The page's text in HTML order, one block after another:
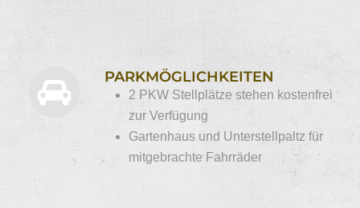
PARKMÖGLICHKEITEN
2 PKW Stellplätze stehen kostenfrei
zur Verfügung
Gartenhaus und Unterstellpaltz für
mitgebrachte Fahrräder